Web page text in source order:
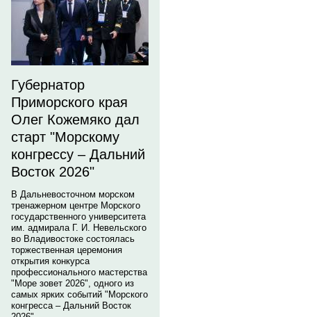
Губернатор
Приморского края
Олег Кожемяко дал
старт "Морскому
конгрессу – Дальний
Восток 2026"
В Дальневосточном морском
тренажерном центре Морского
государственного университета
им. адмирала Г. И. Невельского
во Владивостоке состоялась
торжественная церемония
открытия конкурса
профессионального мастерства
"Море зовет 2026", одного из
самых ярких событий "Морского
конгресса – Дальний Восток